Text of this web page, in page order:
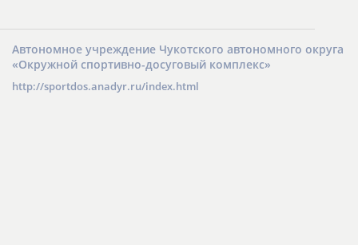
Автономное учреждение Чукотского автономного округа
«Окружной спортивно-досуговый комплекс»
http://sportdos.anadyr.ru/index.html